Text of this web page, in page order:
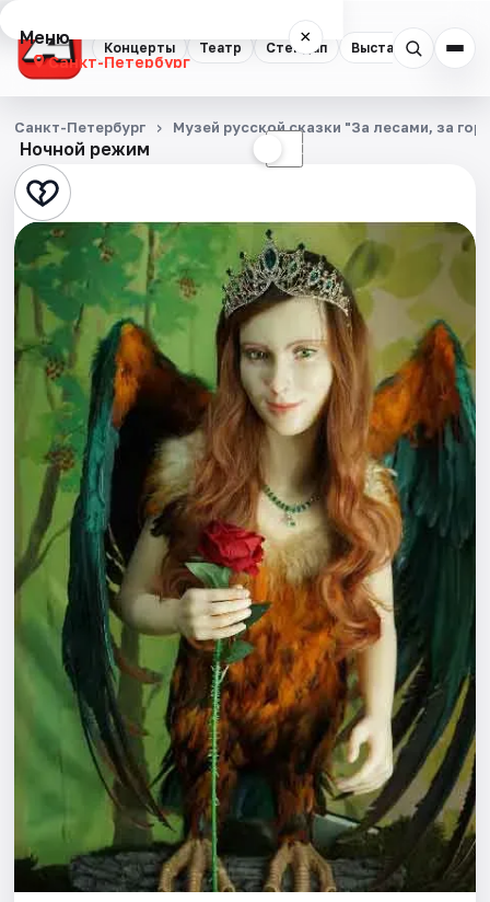
Концерты Театр Стендап Выставки
Меню ×
Санкт-Петербург
Концерты
Театр
Стендап
Выставки
Квесты
Экскурсии
Спорт
События
Города
Площадки
Артисты
Рейтинги
Ночной режим ☾
Санкт-Петербург Музей русской сказки "За лесами, за